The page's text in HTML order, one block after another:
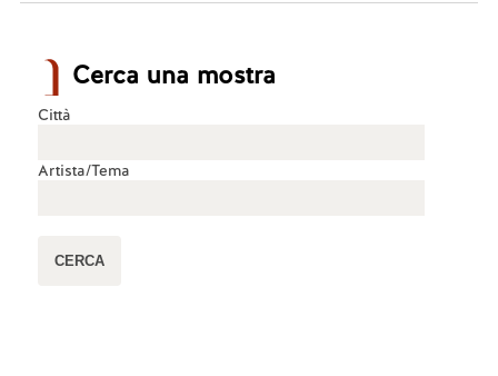
Cerca una mostra
Città
Artista/Tema